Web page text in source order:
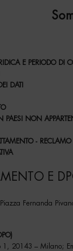
E PERIODO DI
DATI
PAESI NON
-
E
Piazza Fernanda
1, 20143 – Milano;